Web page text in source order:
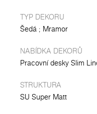
TYP DEKORU
Šedá
Mramor
NABÍDKA DEKORŮ
Pracovní desky Slim
STRUKTURA
SU Super Matt